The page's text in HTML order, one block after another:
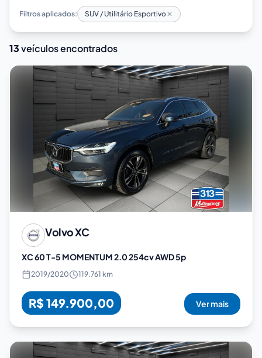
Filtros aplicados: SUV / Utilitário Esportivo
13veículos encontrados
VolvoXC
XC 60 T-5 MOMENTUM 2.0 254cv AWD 5p
2019/2020 119.761 km
R$ 149.900,00 Ver mais